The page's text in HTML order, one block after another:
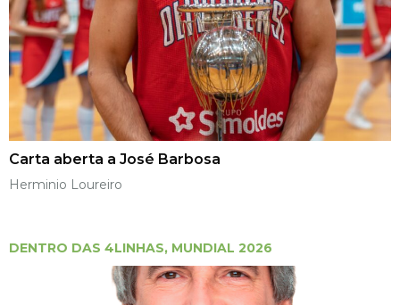
Carta aberta a José Barbosa
Herminio Loureiro
DENTRO DAS 4LINHAS, MUNDIAL 2026